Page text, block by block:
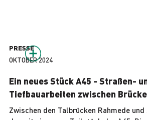
PRESSE
OKTOBER 2024
Ein neues Stück A45 - Straßen-
Tiefbauarbeiten zwischen
Zwischen den Talbrücken Rahmede